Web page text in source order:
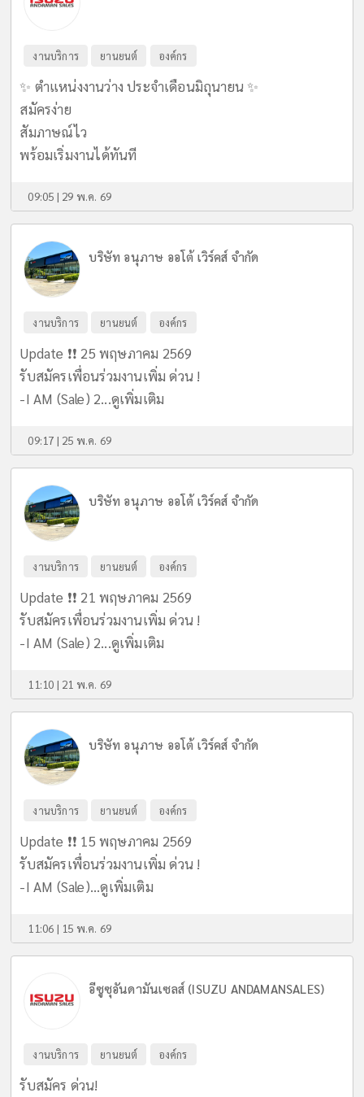
งานบริการ ยานยนต์ องค์กร
✨ ตำแหน่งงานว่าง ประจำเดือนมิถุนายน ✨
สมัครง่าย
สัมภาษณ์ไว
พร้อมเริ่มงานได้ทันที
09:05 | 29 พ.ค. 69
บริษัท อนุภาษ ออโต้ เวิร์คส์ จำกัด
งานบริการ ยานยนต์ องค์กร
Update ❗️❗️ 25 พฤษภาคม 2569
รับสมัครเพื่อนร่วมงานเพิ่ม ด่วน !
-I AM (Sale) 2...ดูเพิ่มเติม
09:17 | 25 พ.ค. 69
บริษัท อนุภาษ ออโต้ เวิร์คส์ จำกัด
งานบริการ ยานยนต์ องค์กร
Update ❗️❗️ 21 พฤษภาคม 2569
รับสมัครเพื่อนร่วมงานเพิ่ม ด่วน !
-I AM (Sale) 2...ดูเพิ่มเติม
11:10 | 21 พ.ค. 69
บริษัท อนุภาษ ออโต้ เวิร์คส์ จำกัด
งานบริการ ยานยนต์ องค์กร
Update ❗️❗️ 15 พฤษภาคม 2569
รับสมัครเพื่อนร่วมงานเพิ่ม ด่วน !
-I AM (Sale)...ดูเพิ่มเติม
11:06 | 15 พ.ค. 69
อีซูซุอันดามันเซลส์ (ISUZU ANDAMANSALES)
งานบริการ ยานยนต์ องค์กร
รับสมัคร ด่วน!